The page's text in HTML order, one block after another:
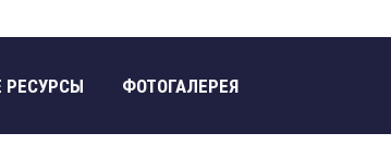
РЕСУРСЫ ФОТОГАЛЕРЕЯ